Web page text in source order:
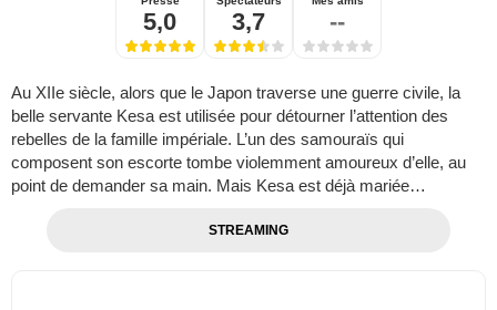
5,0 3,7 --
Au XIIe siècle, alors que le Japon traverse une guerre civile, la
belle servante Kesa est utilisée pour détourner l’attention des
rebelles de la famille impériale. L’un des samouraïs qui
composent son escorte tombe violemment amoureux d’elle, au
point de demander sa main. Mais Kesa est déjà mariée…
STREAMING